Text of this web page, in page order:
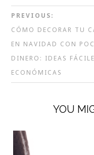
PREVIOUS:
CÓMO DECORAR TU
EN NAVIDAD CON
DINERO: IDEAS
ECONÓMICAS
YOU